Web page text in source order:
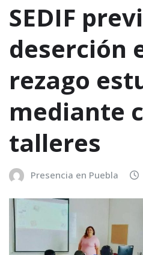
SEDIF
deserción
rezago
mediante
talleres
Presencia en Puebla